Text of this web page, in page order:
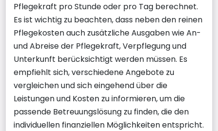
Pflegekraft pro Stunde oder pro Tag berechnet.
Es ist wichtig zu beachten, dass neben den reinen
Pflegekosten auch zusätzliche Ausgaben wie An-
und Abreise der Pflegekraft, Verpflegung und
Unterkunft berücksichtigt werden müssen. Es
empfiehlt sich, verschiedene Angebote zu
vergleichen und sich eingehend über die
Leistungen und Kosten zu informieren, um die
passende Betreuungslösung zu finden, die den
individuellen finanziellen Möglichkeiten entspricht.